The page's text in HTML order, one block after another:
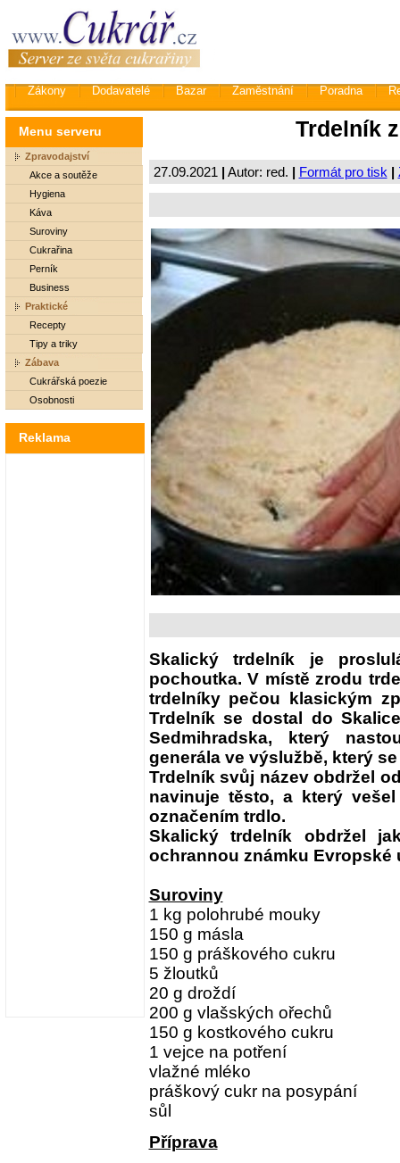
Zákony Dodavatelé Bazar Zaměstnání Poradna
Menu serveru
Zpravodajství
Akce a soutěže
Hygiena
Káva
Suroviny
Cukrařina
Perník
Business
Praktické
Recepty
Tipy a triky
Zábava
Cukrářská poezie
Osobnosti
Reklama
Trdelník
27.09.2021 | Autor: red. | Formát pro tisk |
Skalický trdelník je
pochoutka. V místě zrodu
trdelníky pečou klasickým
Trdelník se dostal do
Sedmihradska, který
generála ve výslužbě, který
Trdelník svůj název obdržel
navinuje těsto, a který
označením trdlo.
Skalický trdelník obdržel
ochrannou známku Evropské
Suroviny
1 kg polohrubé mouky
150 g másla
150 g práškového cukru
5 žloutků
20 g droždí
200 g vlašských ořechů
150 g kostkového cukru
1 vejce na potření
vlažné mléko
práškový cukr na posypání
sůl
Příprava